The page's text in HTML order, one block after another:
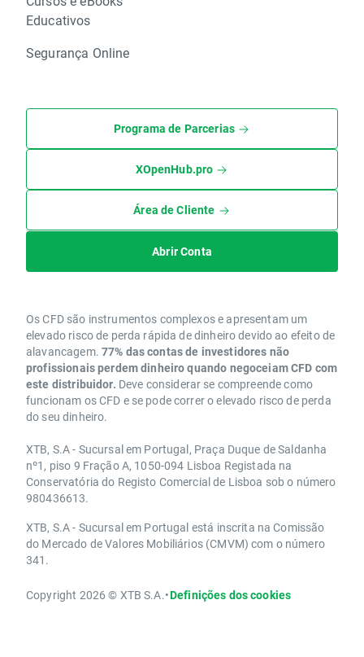
Educativos
Segurança Online
Programa de Parcerias
XOpenHub.pro
Área de Cliente
Abrir Conta
Os CFD são instrumentos complexos e apresentam um
elevado risco de perda rápida de dinheiro devido ao efeito de
alavancagem. 77% das contas de investidores não
profissionais perdem dinheiro quando negoceiam CFD com
este distribuidor. Deve considerar se compreende como
funcionam os CFD e se pode correr o elevado risco de perda
do seu dinheiro.
XTB, S.A - Sucursal em Portugal, Praça Duque de Saldanha
nº1, piso 9 Fração A, 1050-094 Lisboa Registada na
Conservatória do Registo Comercial de Lisboa sob o número
980436613.
XTB, S.A - Sucursal em Portugal está inscrita na Comissão
do Mercado de Valores Mobiliários (CMVM) com o número
341.
Copyright 2026 © XTB S.A.•Definições dos cookies